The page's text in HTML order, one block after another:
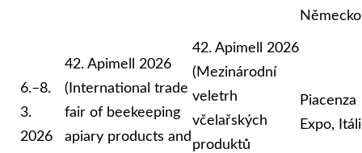
Německo
6.–8.
3.
2026
42. Apimell 2026
(International trade
fair of beekeeping
apiary products and
42. Apimell 2026
(Mezinárodní
veletrh
včelařských
produktů
Piacenza
Expo,